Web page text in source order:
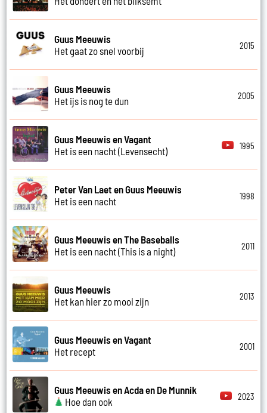
Guus Meeuwis
Het gaat zo snel voorbij
2015
Guus Meeuwis
Het ijs is nog te dun
2005
Guus Meeuwis en Vagant
Het is een nacht (Levensecht)
1995
Peter Van Laet en Guus Meeuwis
Het is een nacht
1998
Guus Meeuwis en The Baseballs
Het is een nacht (This is a night)
2011
Guus Meeuwis
Het kan hier zo mooi zijn
2013
Guus Meeuwis en Vagant
Het recept
2001
Guus Meeuwis en Acda en De Munnik
Hoe dan ook
2023